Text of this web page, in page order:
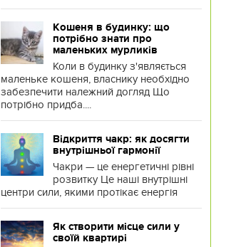
Кошеня в будинку: що
потрібно знати про
маленьких мурликів
Коли в будинку з'являється
маленьке кошеня, власнику необхідно
забезпечити належний догляд Що
потрібно придба....
Відкриття чакр: як досягти
внутрішньої гармонії
Чакри — це енергетичні рівні
розвитку Це наші внутрішні
центри сили, якими протікає енергія
Як створити місце сили у
своїй квартирі